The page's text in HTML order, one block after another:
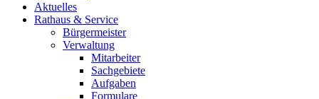
Aktuelles
Rathaus & Service
Bürgermeister
Verwaltung
Mitarbeiter
Sachgebiete
Aufgaben
Formulare